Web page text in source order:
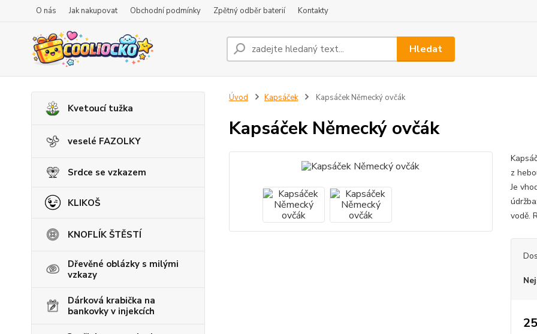
O nás Jak nakupovat Obchodní podmínky Zpětný odběr baterií Kontakty
Hledat
Kvetoucí tužka
veselé FAZOLKY
Srdce se vzkazem
KLIKOŠ
KNOFLÍK ŠTĚSTÍ
Dřevěné oblázky s milými
vzkazy
Dárková krabička na
bankovky v injekcích
Úvod Kapsáček Kapsáček Německý ovčák
Kapsáček Německý ovčák
z
Je
vodě.